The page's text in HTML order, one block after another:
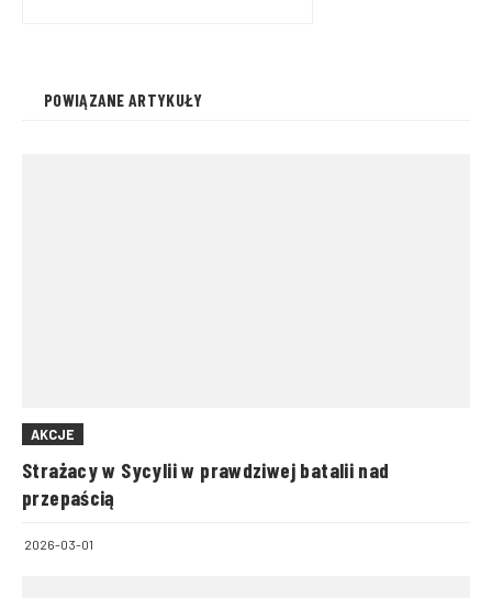
POWIĄZANE ARTYKUŁY
AKCJE
Strażacy w Sycylii w prawdziwej batalii nad
przepaścią
2026-03-01